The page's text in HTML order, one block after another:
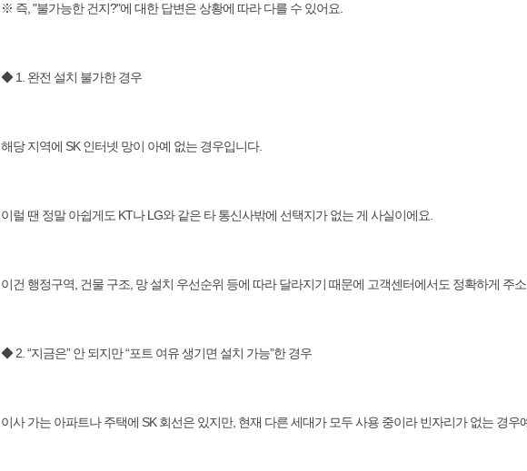
※ 즉, "불가능한 건지?"에 대한 답변은 상황에 따라 다를 수 있어요.
◆ 1. 완전 설치 불가한 경우
해당 지역에 SK 인터넷 망이 아예 없는 경우입니다.
이럴 땐 정말 아쉽게도 KT나 LG와 같은 타 통신사밖에 선택지가 없는 게 사실이에요.
이건 행정구역, 건물 구조, 망 설치 우선순위 등에 따라 달라지기 때문에 고객센터에서도 정확하게 주
◆ 2. “지금은” 안 되지만 “포트 여유 생기면 설치 가능”한 경우
이사 가는 아파트나 주택에 SK 회선은 있지만, 현재 다른 세대가 모두 사용 중이라 빈자리가 없는 경우